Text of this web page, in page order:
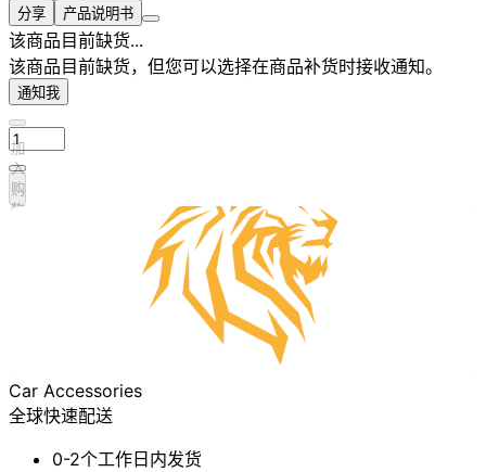
分享
产品说明书
该商品目前缺货...
该商品目前缺货，但您可以选择在商品补货时接收通知。
通知我
加
入
购
物
Car Accessories
全球快速配送
0-2个工作日内发货